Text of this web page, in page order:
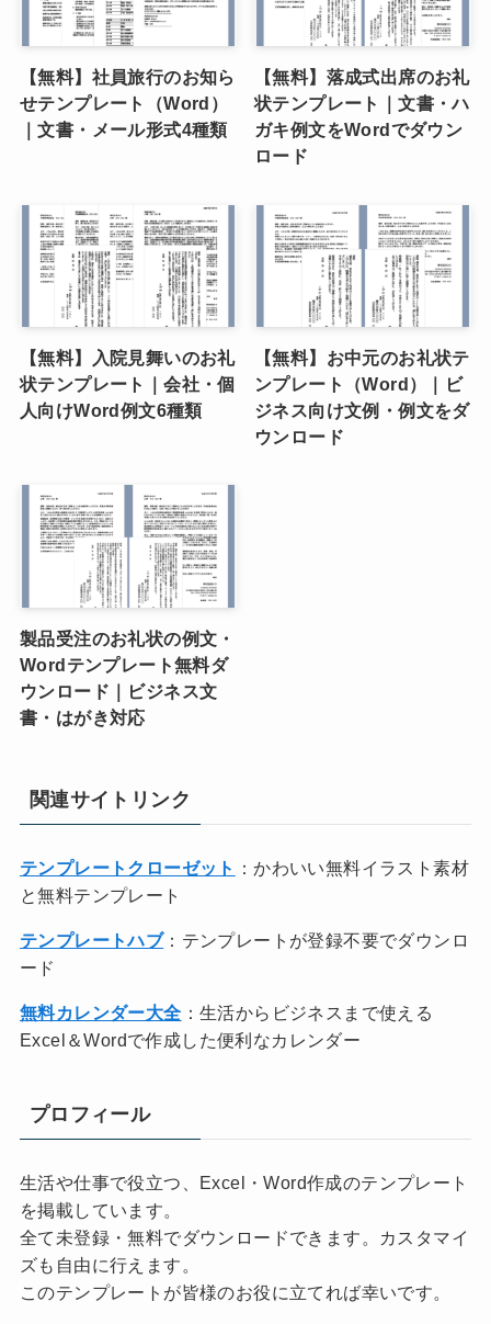
【無料】社員旅行のお知ら
せテンプレート（Word）
｜文書・メール形式4種類
【無料】落成式出席のお礼
状テンプレート｜文書・ハ
ガキ例文をWordでダウン
ロード
【無料】入院見舞いのお礼
状テンプレート｜会社・個
人向けWord例文6種類
【無料】お中元のお礼状テ
ンプレート（Word）｜ビ
ジネス向け文例・例文をダ
ウンロード
製品受注のお礼状の例文・
Wordテンプレート無料ダ
ウンロード｜ビジネス文
書・はがき対応
関連サイトリンク
テンプレートクローゼット
：かわいい無料イラスト素材
と無料テンプレート
テンプレートハブ：テンプレートが登録不要でダウンロ
ード
無料カレンダー大全 ：生活からビジネスまで使える
Excel＆Wordで作成した便利なカレンダー
プロフィール
生活や仕事で役立つ、Excel・Word作成のテンプレート
を掲載しています。
全て未登録・無料でダウンロードできます。カスタマイ
ズも自由に行えます。
このテンプレートが皆様のお役に立てれば幸いです。